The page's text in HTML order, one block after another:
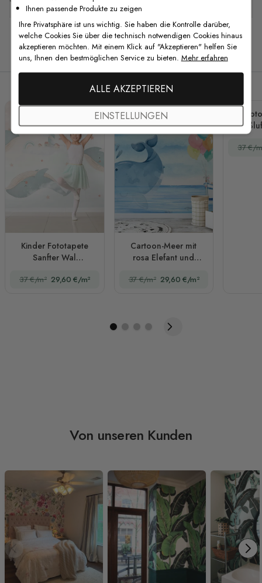
Verwandte Produkte
Kinder Fototapete
Sanfter Wal
37 €/m² 29,60 €/m²
Cartoon-Meer mit
rosa Elefant und
37 €/m² 29,60 €/m²
37 €/
Von unseren Kunden
Ihnen passende Produkte zu zeigen
Ihre Privatsphäre ist uns wichtig. Sie haben die Kontrolle darüber,
welche Cookies Sie über die technisch notwendigen Cookies hinaus
akzeptieren möchten. Mit einem Klick auf "Akzeptieren" helfen Sie
uns, Ihnen den bestmöglichen Service zu bieten. Mehr erfahren
ALLE AKZEPTIEREN
EINSTELLUNGEN